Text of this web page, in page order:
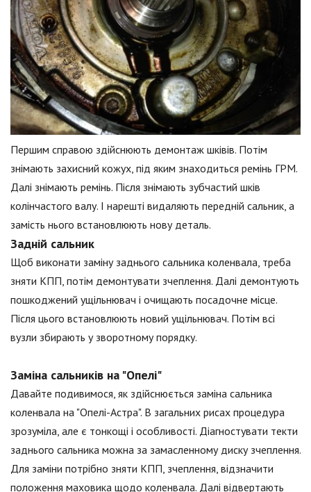
Першим справою здійснюють демонтаж шківів. Потім
знімають захисний кожух, під яким знаходиться ремінь ГРМ.
Далі знімають ремінь. Після знімають зубчастий шків
колінчастого валу. І нарешті видаляють передній сальник, а
замість нього встановлюють нову деталь.
Задній сальник
Щоб виконати заміну заднього сальника коленвала, треба
зняти КПП, потім демонтувати зчеплення. Далі демонтують
пошкоджений ущільнювач і очищають посадочне місце.
Після цього встановлюють новий ущільнювач. Потім всі
вузли збирають у зворотному порядку.
Заміна сальників на "Опелі"
Давайте подивимося, як здійснюється заміна сальника
коленвала на "Опелі-Астра". В загальних рисах процедура
зрозуміла, але є тонкощі і особливості. Діагностувати текти
заднього сальника можна за замасленному диску зчеплення.
Для заміни потрібно зняти КПП, зчеплення, відзначити
положення маховика щодо коленвала. Далі відвертають